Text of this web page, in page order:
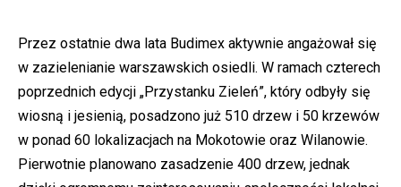
Przez ostatnie dwa lata Budimex aktywnie angażował się
w zazielenianie warszawskich osiedli. W ramach czterech
poprzednich edycji „Przystanku Zieleń”, który odbyły się
wiosną i jesienią, posadzono już 510 drzew i 50 krzewów
w ponad 60 lokalizacjach na Mokotowie oraz Wilanowie.
Pierwotnie planowano zasadzenie 400 drzew, jednak